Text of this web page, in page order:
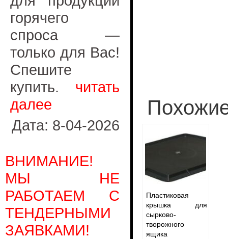
горячего
спроса —
только для Вас!
Спешите
купить. читать
далее
Дата: 8-04-2026
ВНИМАНИЕ!
МЫ НЕ
РАБОТАЕМ С
ТЕНДЕРНЫМИ
ЗАЯВКАМИ!
Пластиковая
крышка для
сырково-
творожного
ящика